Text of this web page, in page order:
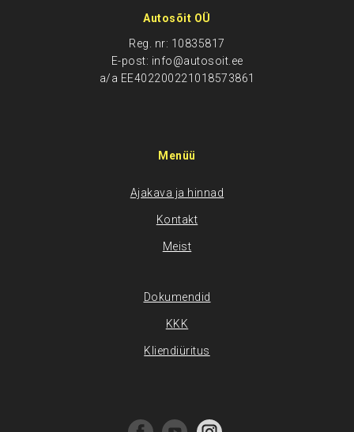
Autosõit OÜ
Reg. nr: 10835817
E-post: info@autosoit.ee
a/a EE402200221018573861
Menüü
Ajakava ja hinnad
Kontakt
Meist
Dokumendid
KKK
Kliendiüritus